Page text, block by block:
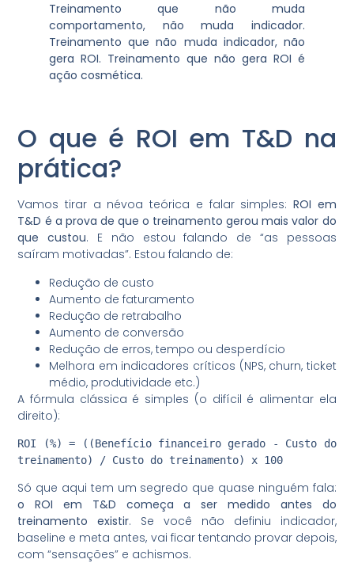
Treinamento que não muda
comportamento, não muda indicador.
Treinamento que não muda indicador, não
gera ROI. Treinamento que não gera ROI é
ação cosmética.
O que é ROI em T&D na
prática?
Vamos tirar a névoa teórica e falar simples: ROI em
T&D é a prova de que o treinamento gerou mais valor do
que custou. E não estou falando de “as pessoas
saíram motivadas”. Estou falando de:
Redução de custo
Aumento de faturamento
Redução de retrabalho
Aumento de conversão
Redução de erros, tempo ou desperdício
Melhora em indicadores críticos (NPS, churn, ticket
médio, produtividade etc.)
A fórmula clássica é simples (o difícil é alimentar ela
direito):
ROI (%) = ((Benefício financeiro gerado - Custo do
Só que aqui tem um segredo que quase ninguém fala:
o ROI em T&D começa a ser medido antes do
treinamento existir. Se você não definiu indicador,
baseline e meta antes, vai ficar tentando provar depois,
com “sensações” e achismos.